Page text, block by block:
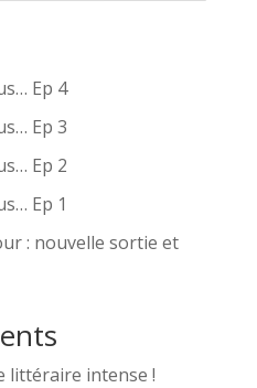
Ep 4
Ep 3
Ep 2
Ep 1
: nouvelle sortie et
littéraire intense !